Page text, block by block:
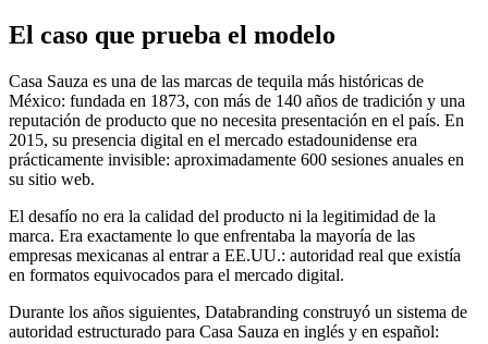
El caso que prueba el modelo
Casa Sauza es una de las marcas de tequila más históricas de
México: fundada en 1873, con más de 140 años de tradición y una
reputación de producto que no necesita presentación en el país. En
2015, su presencia digital en el mercado estadounidense era
prácticamente invisible: aproximadamente 600 sesiones anuales en
su sitio web.
El desafío no era la calidad del producto ni la legitimidad de la
marca. Era exactamente lo que enfrentaba la mayoría de las
empresas mexicanas al entrar a EE.UU.: autoridad real que existía
en formatos equivocados para el mercado digital.
Durante los años siguientes, Databranding construyó un sistema de
autoridad estructurado para Casa Sauza en inglés y en español: